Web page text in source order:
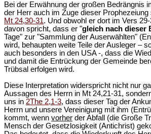
Bei der Erwähnung der großen Bedrängnis
der Herr auch im Zuge dieser
Mt 24,30-31. Und obwohl er dort im Vers
davon spricht, dass er "gleich nach dieser
Tage" zur "Sammlung der Auserwählten"
wird, behaupten weite Teile der Ausleger –
auch besonders in den USA -, dass die
und damit die Entrückung der Gemeinde
Trübsal erfolgen wird.
Diese Interpretation widerspricht nicht nur
Aussagen des Herrn in Mt 24,21-31,
uns in 2The 2,1-3, dass dieser Tag der
Herrn und unsere Vereinigung mit ihm
kommt, wenn vorher der Abfall (die Große
Mensch der Gesetzlosigkeit (Antichrist)